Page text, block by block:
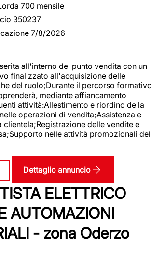
700 mensile
350237
7/8/2026
all'interno del punto vendita con un
finalizzato all'acquisizione delle
del ruolo;Durante il percorso
mediante affiancamento
attività:Allestimento e riordino della
operazioni di vendita;Assistenza e
clientela;Registrazione delle vendite e
nelle attività promozionali del
Dettaglio annuncio
ELETTRICO
AUTOMAZIONI
- zona Oderzo